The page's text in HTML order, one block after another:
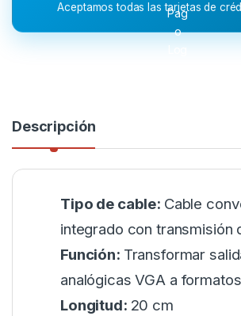
Aceptamos todas las tarjetas de
Descripción
Tipo de cable: Cable
integrado con transmisión
Función: Transformar
analógicas VGA a
Longitud: 20 cm